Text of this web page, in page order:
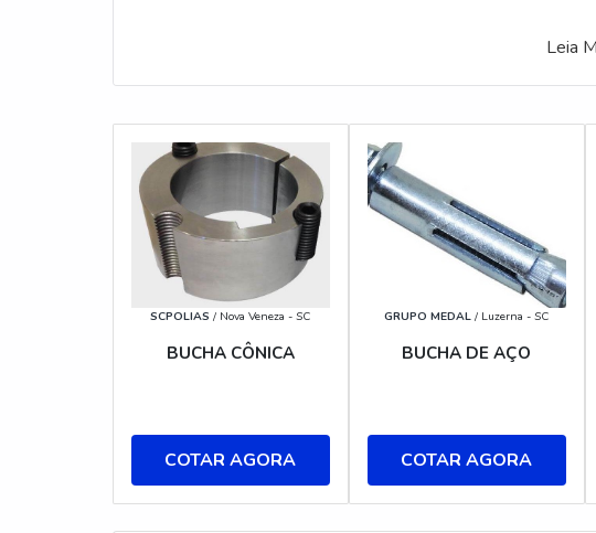
Leia
SCPOLIAS / Nova Veneza - SC
BUCHA CÔNICA
COTAR AGORA
GRUPO MEDAL / Luzerna - SC
BUCHA DE AÇO
COTAR AGORA